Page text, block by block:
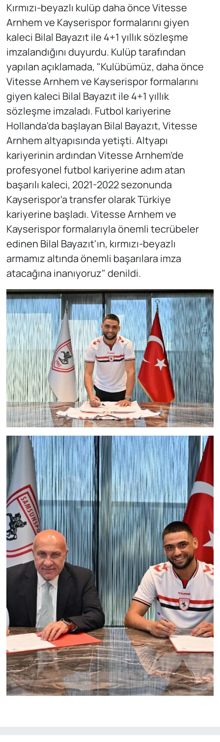
Kırmızı-beyazlı kulüp daha önce Vitesse
Arnhem ve Kayserispor formalarını giyen
kaleci Bilal Bayazıt ile 4+1 yıllık sözleşme
imzalandığını duyurdu. Kulüp tarafından
yapılan açıklamada, "Kulübümüz, daha önce
Vitesse Arnhem ve Kayserispor formalarını
giyen kaleci Bilal Bayazıt ile 4+1 yıllık
sözleşme imzaladı. Futbol kariyerine
Hollanda'da başlayan Bilal Bayazıt, Vitesse
Arnhem altyapısında yetişti. Altyapı
kariyerinin ardından Vitesse Arnhem'de
profesyonel futbol kariyerine adım atan
başarılı kaleci, 2021-2022 sezonunda
Kayserispor'a transfer olarak Türkiye
kariyerine başladı. Vitesse Arnhem ve
Kayserispor formalarıyla önemli tecrübeler
edinen Bilal Bayazıt'ın, kırmızı-beyazlı
armamız altında önemli başarılara imza
atacağına inanıyoruz" denildi.
Web Tv
Yerel